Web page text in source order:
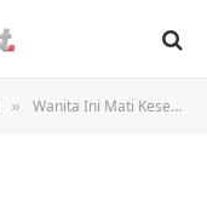
» Wanita Ini Mati Kesetrum Saat Menggunakan iPhone